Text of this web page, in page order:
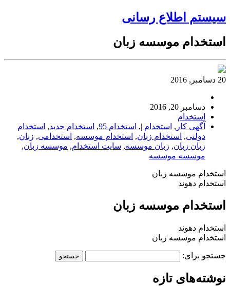
سیستم اطلاع رسانی
استخدام موسسه زبان
20 دسامبر, 2016
دسامبر 20, 2016
استخدام
آگهی کار , استخدام |, استخدام 95 , استخدام جدید, استخدام
دولتی, استخدام زبان, استخدام موسسه, استخدامی, زبان,
زبان زبان, زبان موسسه, سایت استخدام, موسسه زبان,
موسسه موسسه
استخدام موسسه زبان
استخدام دهوند
استخدام موسسه زبان
استخدام دهوند
استخدام موسسه زبان
جستجو برای:
نوشته‌های تازه